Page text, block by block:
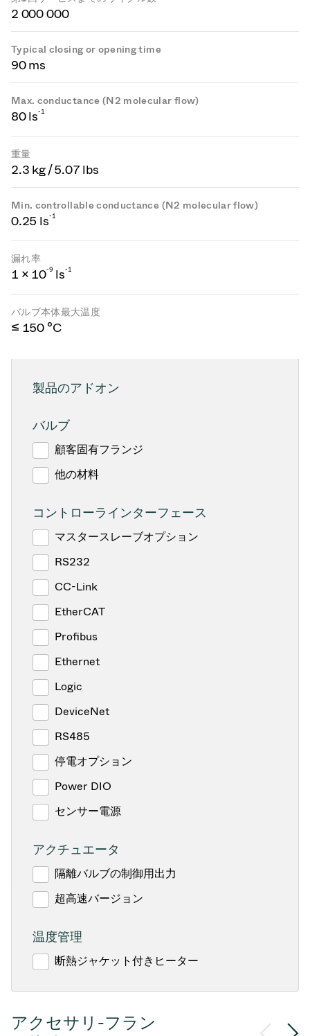
2 000 000
Typical closing or opening time
90 ms
Max. conductance (N2 molecular flow)
80 ls-1
重量
2.3 kg / 5.07 lbs
Min. controllable conductance (N2 molecular flow)
0.25 ls-1
漏れ率
1 × 10-9 ls-1
バルブ本体最大温度
≤ 150 °C
製品のアドオン
バルブ
顧客固有フランジ
他の材料
コントローラインターフェース
マスタースレーブオプション
RS232
CC-Link
EtherCAT
Profibus
Ethernet
Logic
DeviceNet
RS485
停電オプション
Power DIO
センサー電源
アクチュエータ
隔離バルブの制御用出力
超高速バージョン
温度管理
断熱ジャケット付きヒーター
アクセサリ-フラン